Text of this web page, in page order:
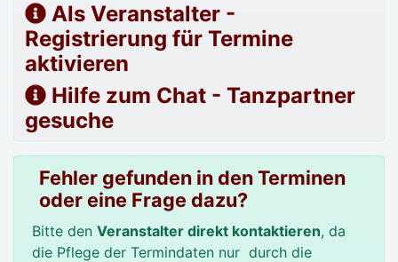
Als Veranstalter -
Registrierung für Termine
aktivieren
Hilfe zum Chat - Tanzpartner
gesuche
Fehler gefunden in den Terminen
oder eine Frage dazu?
Bitte den Veranstalter direkt kontaktieren, da
die Pflege der Termindaten nur durch die